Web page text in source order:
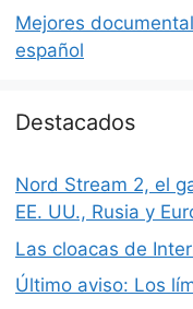
Mejores
español
Destacados
Nord Stream 2, el
EE. UU., Rusia y
Las cloacas de
Último aviso: Los